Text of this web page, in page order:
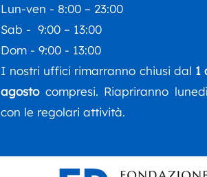
Lun-ven - 8:00 – 23:00
Sab - 9:00 – 13:00
Dom - 9:00 - 13:00
I nostri uffici rimarranno chiusi dal 1
agostocompresi. Riapriranno lunedì
con le regolari attività.